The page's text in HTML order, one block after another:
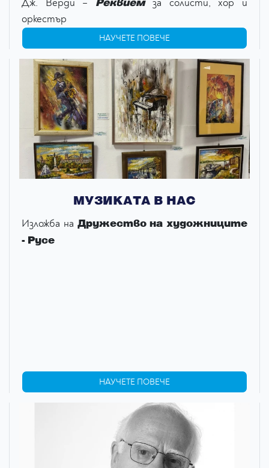
Дж. Верди –
за солисти, хор и
оркестър
НАУЧЕТЕ ПОВЕЧЕ
МУЗИКАТА В НАС
Изложба на Дружество на художниците
- Русе
НАУЧЕТЕ ПОВЕЧЕ